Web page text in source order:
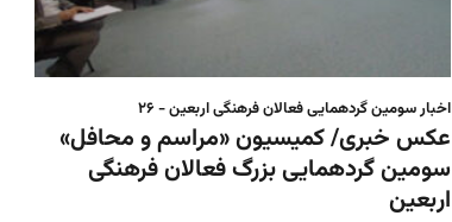
اخبار سومین گردهمایی فعالان فرهنگی اربعین - ۲۶
عکس خبری/ کمیسیون «مراسم و محافل»
سومین گردهمایی بزرگ فعالان فرهنگی
اربعین